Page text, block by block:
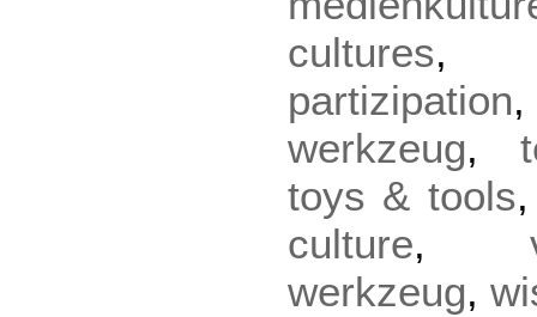
cultures
partizipation
werkzeug,
toys & tools
culture,
werkzeug,